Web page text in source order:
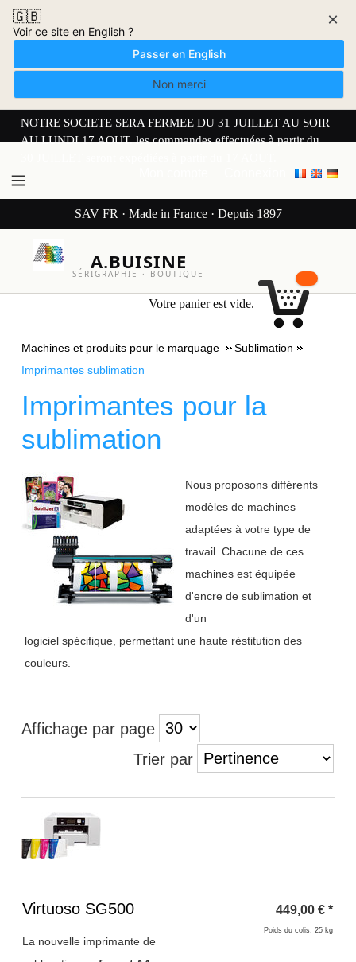
🇬🇧
Voir ce site en English ?
Passer en English
Non merci
×
NOTRE SOCIETE SERA FERMEE DU 31 JUILLET AU SOIR
AU LUNDI 17 AOUT. les commandes effectuées à partir du
SAV FR · Made in France · Depuis 1897
A.BUISINE
SÉRIGRAPHIE · BOUTIQUE
Votre panier est vide.
Machines et produits pour le marquage
Sublimation
Imprimantes sublimation
Imprimantes pour la
sublimation
Nous proposons différents
modèles de machines
adaptées à votre type de
travail. Chacune de ces
machines est équipée
d'encre de sublimation et
d'un
logiciel spécifique, permettant une haute réstitution des
couleurs.
Affichage par page
Trier par
Titre 1
Virtuoso SG500
La nouvelle imprimante de
449,00 € *
Poids du colis: 25 kg